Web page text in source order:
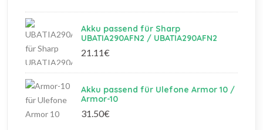
Akku passend für Sharp
UBATIA290AFN2 / UBATIA290AFN2
21.11€
Akku passend für Ulefone Armor 10 /
Armor-10
31.50€